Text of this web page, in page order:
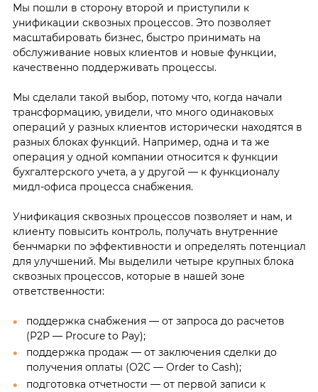
Мы пошли в сторону второй и приступили к
унификации сквозных процессов. Это позволяет
масштабировать бизнес, быстро принимать на
обслуживание новых клиентов и новые функции,
качественно поддерживать процессы.
Мы сделали такой выбор, потому что, когда начали
трансформацию, увидели, что много одинаковых
операций у разных клиентов исторически находятся в
разных блоках функций. Например, одна и та же
операция у одной компании относится к функции
бухгалтерского учета, а у другой — к функционалу
мидл-офиса процесса снабжения.
Унификация сквозных процессов позволяет и нам, и
клиенту повысить контроль, получать внутренние
бенчмарки по эффективности и определять потенциал
для улучшений. Мы выделили четыре крупных блока
сквозных процессов, которые в нашей зоне
ответственности:
поддержка снабжения — от запроса до расчетов
(P2P — Procure to Pay);
поддержка продаж — от заключения сделки до
получения оплаты (O2C — Order to Cash);
подготовка отчетности — от первой записи к